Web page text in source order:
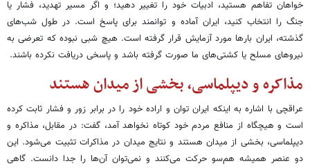
خواهان تفاهم هستید، ادبیات خود را تغییر دهید؛ و اگر مسیر تهدید، فشار یا
جنگ را انتخاب کنید، ایران آماده و توانمند برای پاسخ است. در طول شب‌های
گذشته، ایران بارها مورد آزمایش قرار گرفته است. هیچ شبی نبوده که تعرضی به
نیروهای مسلح یا کشتی‌های ما صورت گرفته باشد و پاسخی دریافت نکرده باشند.
مذاکره و دیپلماسی، بخشی از میدان هستند
عراقچی با اشاره به اینکه ایران توان و اراده خود را در برابر زور و فشار ثابت کرده
است و هیچگاه از منافع مردم خود کوتاه نخواهد آمد، گفت: در مقابل، مذاکره و
دیپلماسی، بخشی از میدان هستند و نتایج میدان در مذاکرات تثبیت می‌شود. این
دو عنصر همیشه هم‌سو حرکت می‌کنند و نمی‌توان آن‌ها را جدا دانست. گاهی